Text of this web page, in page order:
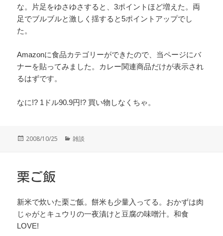
な。片足をゆさゆさすると、3ポイントほど増えた。両
足でブルブルと激しく揺すると5ポイントアップでし
た。
Amazonに食品カテゴリーができたので、当ページにバ
ナーを貼ってみました。カレー関連商品だけが表示され
るはずです。
なに!? 1ドル90.9円!? 買い物しなくちゃ。
投
2008/10/25
カ
雑談
栗ご飯
新米で炊いた栗ご飯。餅米も少量入ってる。おかずは肉
じゃがとキュウリの一夜漬けと豆腐の味噌汁。和食
LOVE!